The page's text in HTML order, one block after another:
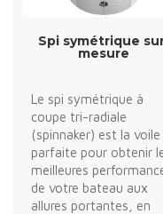
Spi symétrique
mesure
Le spi symétrique à
coupe tri-radiale
(spinnaker) est la voile
parfaite pour obtenir
meilleures
de votre bateau aux
allures portantes, en